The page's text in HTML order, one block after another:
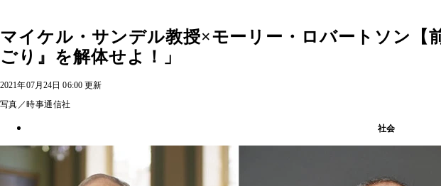
マイケル・サンデル教授×モーリー・ロバートソン【
ごり』を解体せよ！」
2021年07月24日 06:00 更新
写真／時事通信社
社会